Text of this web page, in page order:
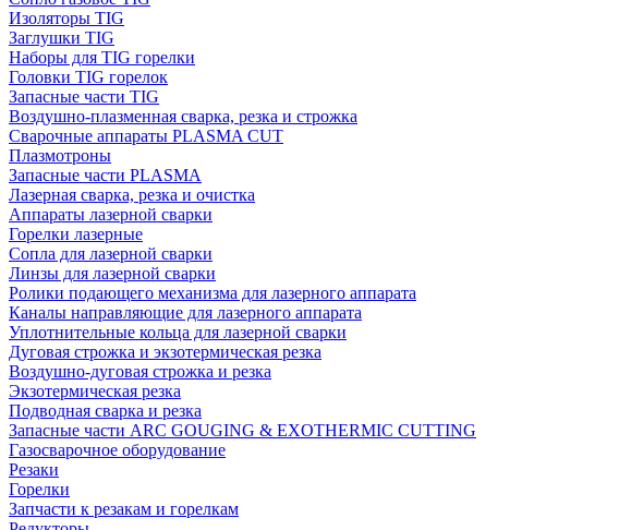
Изоляторы TIG
Заглушки TIG
Наборы для TIG горелки
Головки TIG горелок
Запасные части TIG
Воздушно-плазменная сварка, резка и строжка
Сварочные аппараты PLASMA CUT
Плазмотроны
Запасные части PLASMA
Лазерная сварка, резка и очистка
Аппараты лазерной сварки
Горелки лазерные
Сопла для лазерной сварки
Линзы для лазерной сварки
Ролики подающего механизма для лазерного аппарата
Каналы направляющие для лазерного аппарата
Уплотнительные кольца для лазерной сварки
Дуговая строжка и экзотермическая резка
Воздушно-дуговая строжка и резка
Экзотермическая резка
Подводная сварка и резка
Запасные части ARC GOUGING & EXOTHERMIC CUTTING
Газосварочное оборудование
Резаки
Горелки
Запчасти к резакам и горелкам